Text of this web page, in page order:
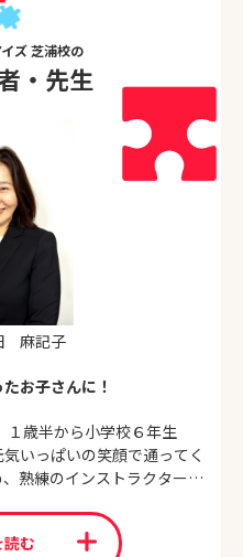
ズ 芝浦校の
・先生
麻記子
お子さんに！
１歳半から小学校６年生
いっぱいの笑顔で通ってく
熟練のインストラクター
だいています。
む